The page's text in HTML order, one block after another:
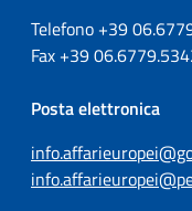
Telefono +39
Fax +39
Posta elettronica